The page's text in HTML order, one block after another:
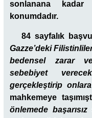
sonlanana kadar
konumdadır.
84 sayfalık
Gazze’deki
bedensel zarar
sebebiyet verecek
gerçekleştirip
mahkemeye
önlemede